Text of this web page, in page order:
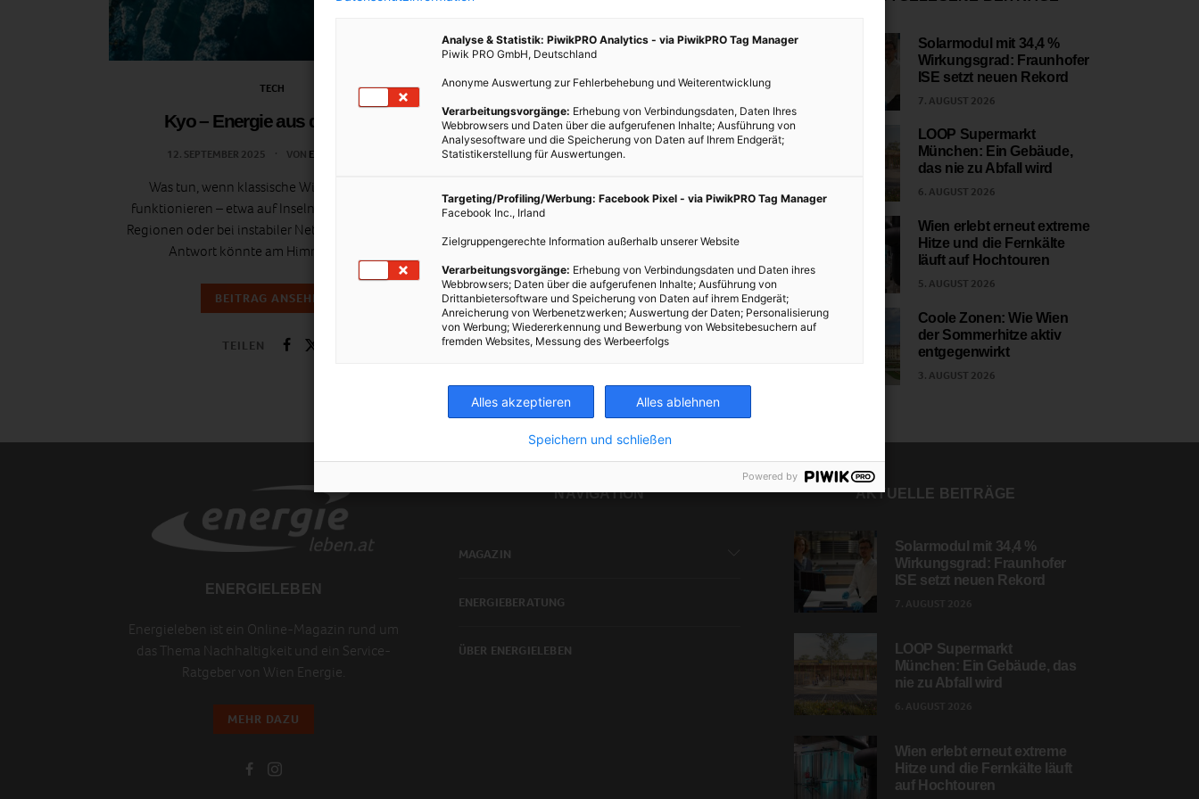
TECH
Kyo – Energie aus der Höhe
12. SEPTEMBER 2025 VON ENERGIELEBEN
Was tun, wenn klassische Windräder nicht
funktionieren – etwa auf Inseln, in abgelegenen
Regionen oder bei instabiler Netzanbindung? Die
Antwort könnte am Himmel liegen.
BEITRAG ANSEHEN
TEILEN
12. AUGUST 2025 VON ENERGIELEBEN
Höher als der Eiffelturm! Ein 365 Meter hohes Windrad
BEITRAG ANSEHEN
TEILEN
Solarmodul mit 34,4 %
Wirkungsgrad: Fraunhofer
ISE setzt neuen Rekord
7. AUGUST 2026
LOOP Supermarkt
München: Ein Gebäude,
das nie zu Abfall wird
6. AUGUST 2026
Wien erlebt erneut extreme
Hitze und die Fernkälte
läuft auf Hochtouren
5. AUGUST 2026
Coole Zonen: Wie Wien
der Sommerhitze aktiv
entgegenwirkt
3. AUGUST 2026
ENERGIELEBEN
Energieleben ist ein Online-Magazin rund um
das Thema Nachhaltigkeit und ein Service-
Ratgeber von Wien Energie.
MEHR DAZU
NAVIGATION
MAGAZIN
ENERGIEBERATUNG
ÜBER ENERGIELEBEN
AKTUELLE BEITRÄGE
Solarmodul mit 34,4 %
Wirkungsgrad: Fraunhofer
ISE setzt neuen Rekord
LOOP Supermarkt
München: Ein Gebäude, das
nie zu Abfall wird
Wien erlebt erneut extreme
Hitze und die Fernkälte läuft
auf Hochtouren
Analyse & Statistik: PiwikPRO Analytics - via PiwikPRO Tag Manager
Piwik PRO GmbH, Deutschland
Anonyme Auswertung zur Fehlerbehebung und Weiterentwicklung
Verarbeitungsvorgänge: Erhebung von Verbindungsdaten, Daten Ihres
Webbrowsers und Daten über die aufgerufenen Inhalte; Ausführung von
Analysesoftware und die Speicherung von Daten auf Ihrem Endgerät;
Statistikerstellung für Auswertungen.
Targeting/Profiling/Werbung: Facebook Pixel - via PiwikPRO Tag Manager
Facebook Inc., Irland
Zielgruppengerechte Information außerhalb unserer Website
Verarbeitungsvorgänge: Erhebung von Verbindungsdaten und Daten ihres
Webbrowsers; Daten über die aufgerufenen Inhalte; Ausführung von
Drittanbietersoftware und Speicherung von Daten auf ihrem Endgerät;
Anreicherung von Werbenetzwerken; Auswertung der Daten; Personalisierung
von Werbung; Wiedererkennung und Bewerbung von Websitebesuchern auf
fremden Websites, Messung des Werbeerfolgs
Alles akzeptieren Alles ablehnen
Speichern und schließen
Powered by